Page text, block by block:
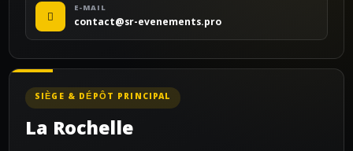
E-MAIL
contact@sr-evenements.pro
SIÈGE & DÉPÔT PRINCIPAL
La Rochelle